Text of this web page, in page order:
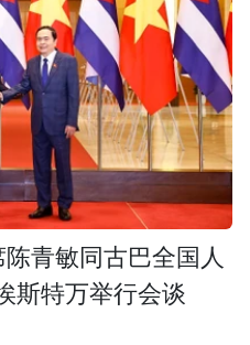
青敏同古巴全国人
斯特万举行会谈